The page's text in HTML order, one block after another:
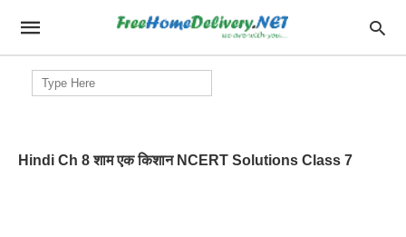
Search
for:
Hindi Ch 8 शाम एक किशान NCERT Solutions Class 7